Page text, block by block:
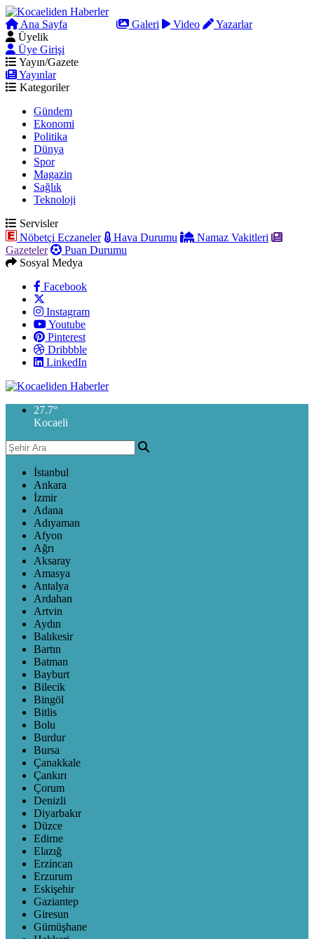
Ana Sayfa Galeri Video
Yazarlar
Üyelik
Üye Girişi
Yayın/Gazete
Yayınlar
Kategoriler
Gündem
Ekonomi
Politika
Dünya
Spor
Magazin
Sağlık
Teknoloji
Servisler
Nöbetçi Eczaneler
Hava Durumu
Namaz Vakitleri
Gazeteler
Puan Durumu
Sosyal Medya
Facebook
Instagram
Youtube
Pinterest
Dribbble
LinkedIn
27.7°
Kocaeli
İstanbul
Ankara
İzmir
Adana
Adıyaman
Afyon
Ağrı
Aksaray
Amasya
Antalya
Ardahan
Artvin
Aydın
Balıkesir
Bartın
Batman
Bayburt
Bilecik
Bingöl
Bitlis
Bolu
Burdur
Bursa
Çanakkale
Çankırı
Çorum
Denizli
Diyarbakır
Düzce
Edirne
Elazığ
Erzincan
Erzurum
Eskişehir
Gaziantep
Giresun
Gümüşhane